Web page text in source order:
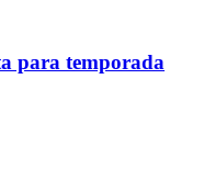
para temporada